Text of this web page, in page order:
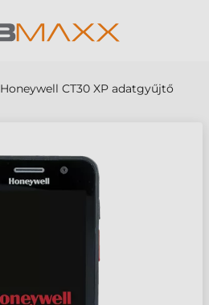
Honeywell CT30 XP adatgyűjtő